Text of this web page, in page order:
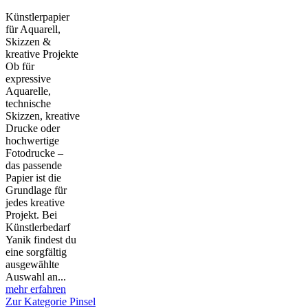
Künstlerpapier
für Aquarell,
Skizzen &
kreative Projekte
Ob für
expressive
Aquarelle,
technische
Skizzen, kreative
Drucke oder
hochwertige
Fotodrucke –
das passende
Papier ist die
Grundlage für
jedes kreative
Projekt. Bei
Künstlerbedarf
Yanik findest du
eine sorgfältig
ausgewählte
Auswahl an...
mehr erfahren
Zur Kategorie Pinsel